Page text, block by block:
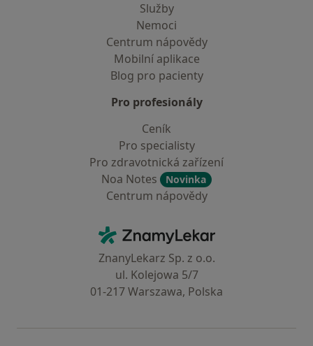
Služby
Nemoci
Centrum nápovědy
Mobilní aplikace
Blog pro pacienty
Pro profesionály
Ceník
Pro specialisty
Pro zdravotnická zařízení
Noa Notes
Novinka
Centrum nápovědy
ZnamyLekar - Hlavní stránka
ZnanyLekarz Sp. z o.o.
ul. Kolejowa 5/7
01-217 Warszawa, Polska